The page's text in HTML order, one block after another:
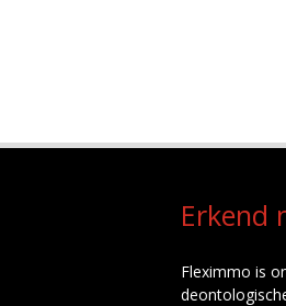
Erkend
Fleximmo is